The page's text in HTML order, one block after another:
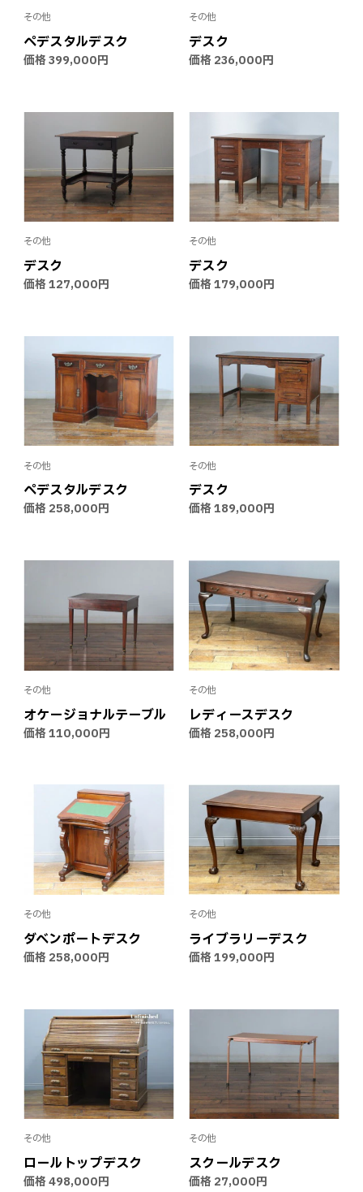
その他
ペデスタルデスク
価格399,000円
その他
デスク
価格 236,000円
その他
デスク
価格127,000円
その他
デスク
価格179,000円
その他
ペデスタルデスク
価格 258,000円
その他
デスク
価格189,000円
その他
オケージョナルテーブル
価格110,000円
その他
レディースデスク
価格 258,000円
その他
ダベンポートデスク
価格 258,000円
その他
ライブラリーデスク
価格199,000円
その他
ロールトップデスク
価格498,000円
その他
スクールデスク
価格 27,000円